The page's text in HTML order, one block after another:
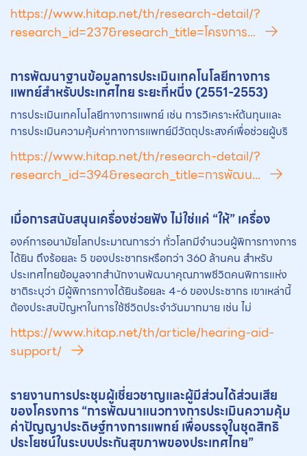
https://www.hitap.net/th/research-detail/?
research_id=237&research_title=โครงการ...
การพัฒนาฐานข้อมูลการประเมินเทคโนโลยีทางการ
แพทย์สำหรับประเทศไทย ระยะที่หนึ่ง (2551-2553)
การประเมินเทคโนโลยีทางการแพทย์ เช่น การวิเคราะห์ต้นทุนและ
การประเมินความคุ้มค่าทางการแพทย์มีวัตถุประสงค์เพื่อช่วยผู้บริ
https://www.hitap.net/th/research-detail/?
research_id=394&research_title=การพัฒน...
เมื่อการสนับสนุนเครื่องช่วยฟัง ไม่ใช่แค่ “ให้” เครื่อง
องค์การอนามัยโลกประมาณการว่า ทั่วโลกมีจำนวนผู้พิการทางการ
ได้ยิน ถึงร้อยละ 5 ของประชากรหรือกว่า 360 ล้านคน สำหรับ
ประเทศไทยข้อมูลจากสำนักงานพัฒนาคุณภาพชีวิตคนพิการแห่ง
ชาติระบุว่า มีผู้พิการทางได้ยินร้อยละ 4-6 ของประชากร เขาเหล่านี้
ต้องประสบปัญหาในการใช้ชีวิตประจำวันมากมาย เช่น ไม่
https://www.hitap.net/th/article/hearing-aid-
support/
รายงานการประชุมผู้เชี่ยวชาญและผู้มีส่วนได้ส่วนเสีย
ของโครงการ “การพัฒนาแนวทางการประเมินความคุ้ม
ค่าปัญญาประดิษฐ์ทางการแพทย์ เพื่อบรรจุในชุดสิทธิ
ประโยชน์ในระบบประกันสุขภาพของประเทศไทย”